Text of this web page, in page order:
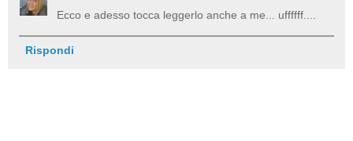
Ecco e adesso tocca leggerlo anche a me... uffffff....
Rispondi